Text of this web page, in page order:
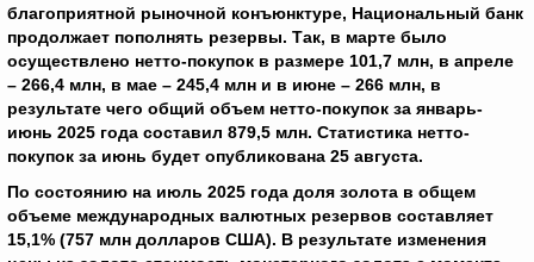
благоприятной рыночной конъюнктуре, Национальный банк
продолжает пополнять резервы. Так, в марте было
осуществлено нетто-покупок в размере 101,7 млн, в апреле
– 266,4 млн, в мае – 245,4 млн и в июне – 266 млн, в
результате чего общий объем нетто-покупок за январь-
июнь 2025 года составил 879,5 млн. Статистика нетто-
покупок за июнь будет опубликована 25 августа.
По состоянию на июль 2025 года доля золота в общем
объеме международных валютных резервов составляет
15,1% (757 млн долларов США). В результате изменения